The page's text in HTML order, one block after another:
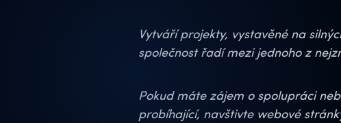
Vytváří projekty, vystavěné na
společnost řadí mezi jednoho z
Pokud máte zájem o spolupráci
probíhající, navštivte webové